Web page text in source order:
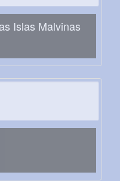
Islas Malvinas